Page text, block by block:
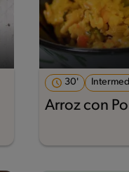
30'
Arroz con